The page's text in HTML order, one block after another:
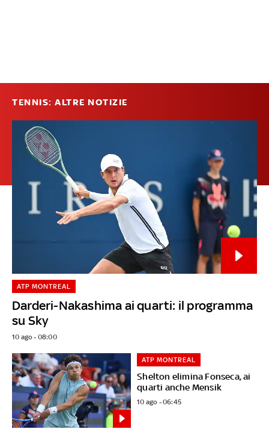
TENNIS: ALTRE NOTIZIE
Darderi-Nakashima ai quarti: il programma
su Sky
ATP MONTREAL
10 ago - 08:00
Shelton elimina Fonseca, ai
quarti anche Mensik
ATP MONTREAL
10 ago - 06:45